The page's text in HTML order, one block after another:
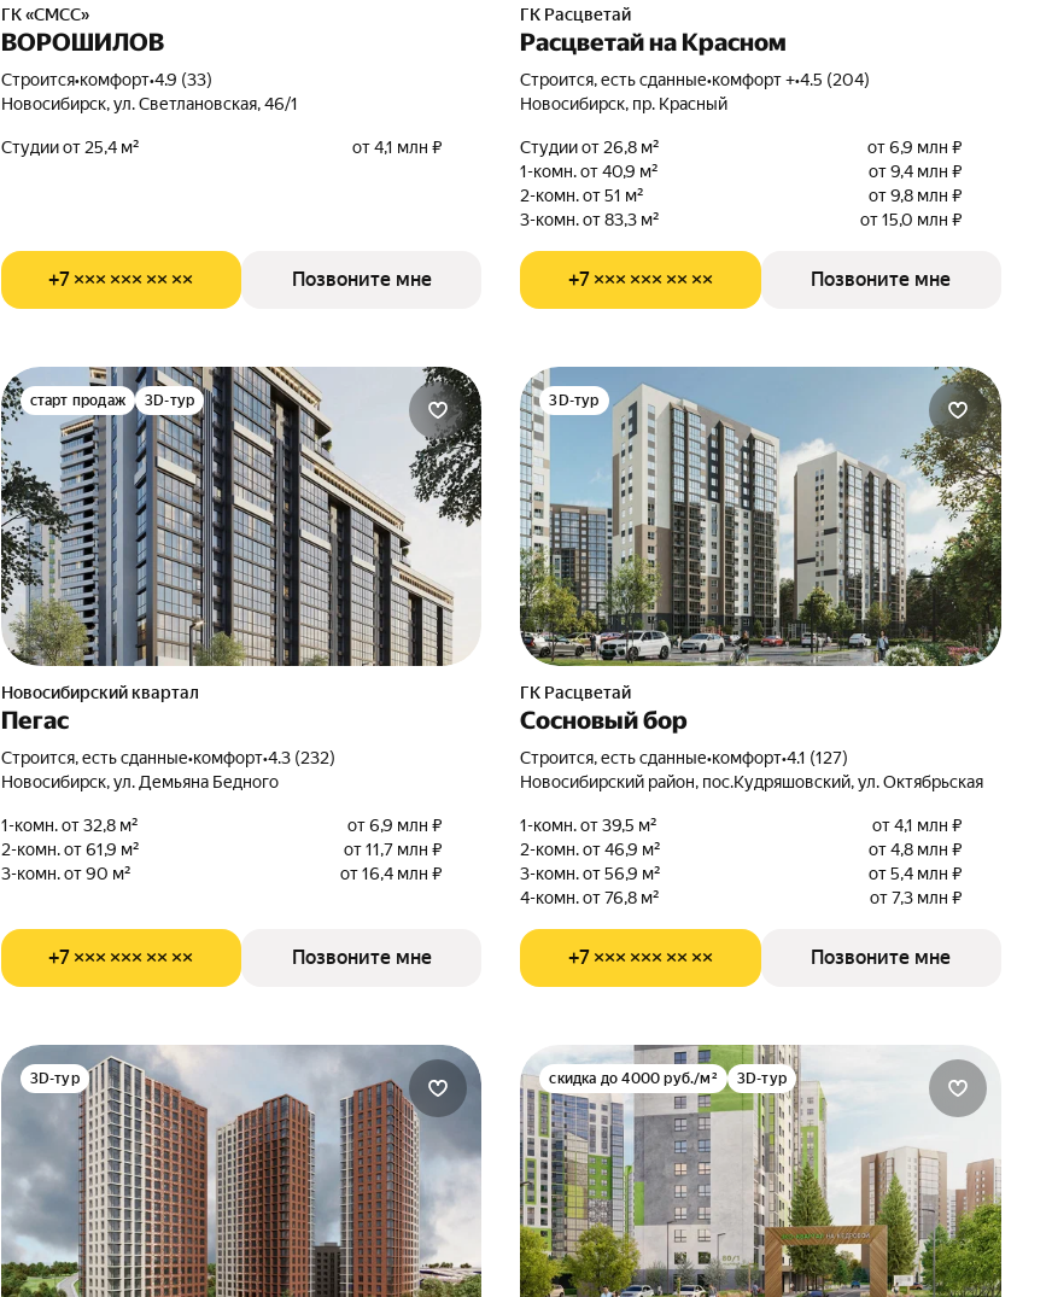
ГК «СМСС»
ВОРОШИЛОВ
Строится•комфорт•4.9 (33)
Новосибирск, ул. Светлановская, 46/1
Студии от 25,4 м² от 4,1 млн ₽
+7 ××× ××× ×× ×× Позвоните мне
ГК Расцветай
Расцветай на Красном
Строится, есть сданные•комфорт +•4.5 (204)
Новосибирск, пр. Красный
Студии от 26,8 м²
от 6,9 млн ₽
1-комн. от 40,9 м²
от 9,4 млн ₽
2-комн. от 51 м²
от 9,8 млн ₽
3-комн. от 83,3 м²
от 15,0 млн ₽
+7 ××× ××× ×× ×× Позвоните мне
старт продаж 3D-тур
Новосибирский квартал
Пегас
Строится, есть сданные•комфорт•4.3 (232)
Новосибирск, ул. Демьяна Бедного
1-комн. от 32,8 м²
от 6,9 млн ₽
2-комн. от 61,9 м²
от 11,7 млн ₽
3-комн. от 90 м²
от 16,4 млн ₽
+7 ××× ××× ×× ×× Позвоните мне
3D-тур
ГК Расцветай
Сосновый бор
Строится, есть сданные•комфорт•4.1 (127)
Новосибирский район, пос.Кудряшовский, ул. Октябрьская
1-комн. от 39,5 м²
от 4,1 млн ₽
2-комн. от 46,9 м²
от 4,8 млн ₽
3-комн. от 56,9 м²
от 5,4 млн ₽
4-комн. от 76,8 м²
от 7,3 млн ₽
+7 ××× ××× ×× ×× Позвоните мне
3D-тур скидка до 4000 руб./м² 3D-тур